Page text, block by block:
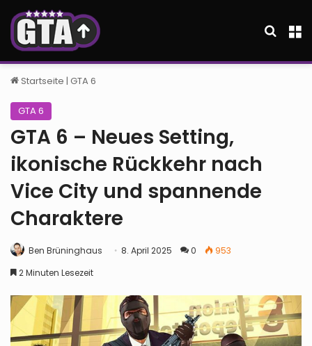
Startseite | GTA 6
GTA 6
GTA 6 – Neues Setting,
ikonische Rückkehr nach
Vice City und spannende
Charaktere
Ben Brüninghaus 8. April 2025 0
953
2 Minuten Lesezeit